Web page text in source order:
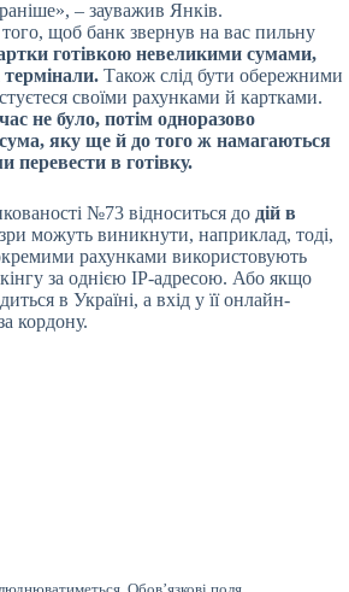
– зауважив Янків.
щоб банк звернув на вас пильну
готівкою невеликими сумами,
термінали. Також слід бути обережними
своїми рахунками й картками.
не було, потім одноразово
сума, яку ще й до того ж намагаються
перевести в готівку.
№73 відноситься до дій в
можуть виникнути, наприклад, тоді,
рахунками використовують
за однією IP-адресою. Або якщо
в Україні, а вхід у її онлайн-
кордону.